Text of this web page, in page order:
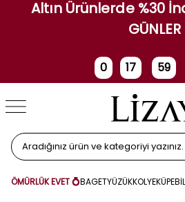
Altın Ürünlerde %30
GÜNLER
0
Gün
17
Saat
59
ÖMÜRLÜK EVET 💍BAGETYÜZÜKKOLYEKÜPE